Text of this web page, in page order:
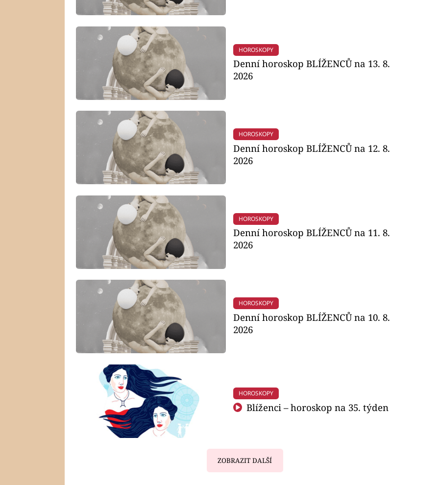
HOROSKOPY
Denní horoskop BLÍŽENCŮ na 13. 8.
2026
HOROSKOPY
Denní horoskop BLÍŽENCŮ na 12. 8.
2026
HOROSKOPY
Denní horoskop BLÍŽENCŮ na 11. 8.
2026
HOROSKOPY
Denní horoskop BLÍŽENCŮ na 10. 8.
2026
HOROSKOPY
Blíženci – horoskop na 35. týden
ZOBRAZIT DALŠÍ